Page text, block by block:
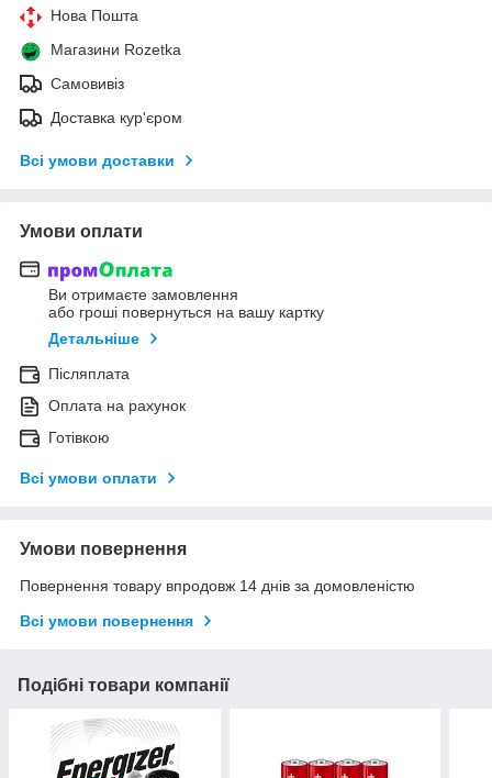
Нова Пошта
Магазини Rozetka
Самовивіз
Доставка кур'єром
Всі умови доставки
Умови оплати
Ви отримаєте замовлення
або гроші повернуться на вашу картку
Детальніше
Післяплата
Оплата на рахунок
Готівкою
Всі умови оплати
Умови повернення
Повернення товару впродовж 14 днів за домовленістю
Всі умови повернення
Подібні товари компанії